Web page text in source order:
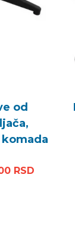
od
cena je
RSD